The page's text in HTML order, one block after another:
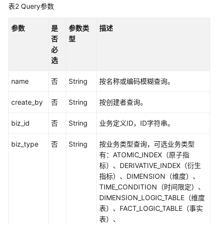
南
最
API
考
使
前
表2 Query参数
参数
是
否
必
选
参数类
型
描述
name 否 String 按名称或编码模糊查询。
create_by 否 String 按创建者查询。
biz_id 否 String 业务定义ID，ID字符串。
biz_type 否 String
按业务类型查询，可选业务类型
有：ATOMIC_INDEX（原子指
标）、DERIVATIVE_INDEX（衍生
指标）、DIMENSION（维度）、
TIME_CONDITION（时间限定）、
DIMENSION_LOGIC_TABLE（维度
表）、FACT_LOGIC_TABLE（事实
表）、